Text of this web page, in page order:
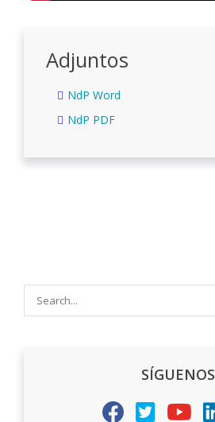
Adjuntos
NdP Word
NdP PDF
SÍGUENOS